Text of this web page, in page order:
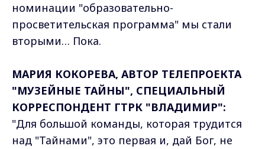
номинации "образовательно-
просветительская программа" мы стали
вторыми… Пока.
МАРИЯ КОКОРЕВА, АВТОР ТЕЛЕПРОЕКТА
"МУЗЕЙНЫЕ ТАЙНЫ", СПЕЦИАЛЬНЫЙ
КОРРЕСПОНДЕНТ ГТРК "ВЛАДИМИР":
"Для большой команды, которая трудится
над "Тайнами", это первая и, дай Бог, не